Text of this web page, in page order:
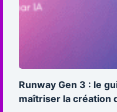
Runway Gen 3 : le
maîtriser la création